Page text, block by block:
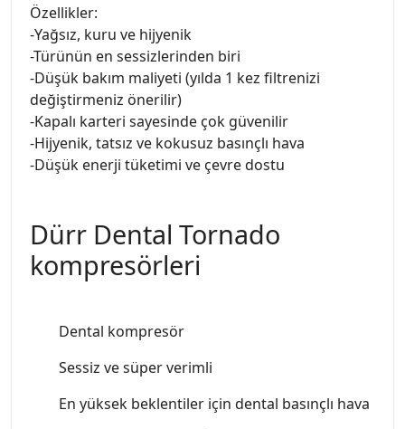
Özellikler:
-Yağsız, kuru ve hijyenik
-Türünün en sessizlerinden biri
-Düşük bakım maliyeti (yılda 1 kez filtrenizi
değiştirmeniz önerilir)
-Kapalı karteri sayesinde çok güvenilir
-Hijyenik, tatsız ve kokusuz basınçlı hava
-Düşük enerji tüketimi ve çevre dostu
Dürr Dental Tornado
kompresörleri
Dental kompresör
Sessiz ve süper verimli
En yüksek beklentiler için dental basınçlı hava